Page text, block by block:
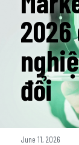
đổi
June 11, 2026